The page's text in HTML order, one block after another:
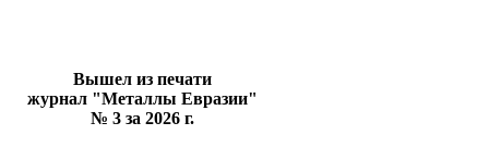
Вышел из печати
журнал "Металлы Евразии"
№ 3 за 2026 г.